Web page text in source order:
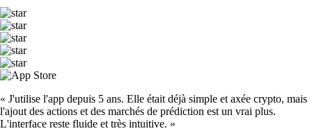
« J'utilise l'app depuis 5 ans. Elle était déjà simple et axée crypto, mais
l'ajout des actions et des marchés de prédiction est un vrai plus.
L'interface reste fluide et très intuitive. »